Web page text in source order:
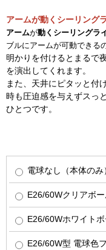
アームが動くシーリング
アームが動くシーリングラ
ブルにアームが可動できる
明かりを付けるとまるで
を演出してくれます。
また、天井にピタッと付
時も圧迫感を与えずスっ
ひとつです。
電球なし（本体のみ
E26/60Wクリアボ
E26/60Wホワイト
E26/60W型 電球色